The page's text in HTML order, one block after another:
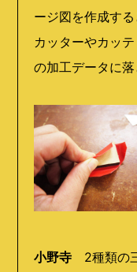
ージ図を作成す
カッターやカッ
の加工データに落
小野寺 2種類の